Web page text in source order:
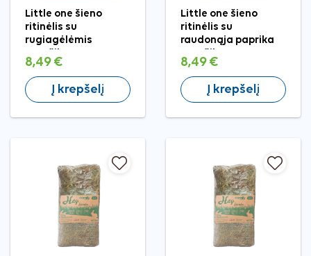
Little one šieno
ritinėlis su
rugiagėlėmis
8,49 €
Į krepšelį
Little one šieno
ritinėlis su
raudonąja paprika
8,49 €
Į krepšelį